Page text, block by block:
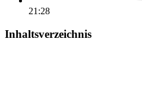
21:28
Inhaltsverzeichnis